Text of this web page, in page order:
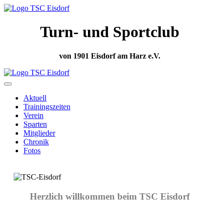
Turn- und Sportclub
von 1901 Eisdorf am Harz e.V.
Aktuell
Trainingszeiten
Verein
Sparten
Mitglieder
Chronik
Fotos
Herzlich willkommen beim TSC Eisdorf